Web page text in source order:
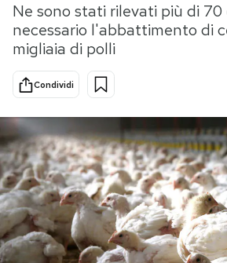
Tecnologia
Internet
Scienza
Cultura
Economia
Sport
Ok
PODCAST
NEWSLETTER
Ne sono stati rilevati più di 70
necessario l'abbattimento di
migliaia di polli
Condividi